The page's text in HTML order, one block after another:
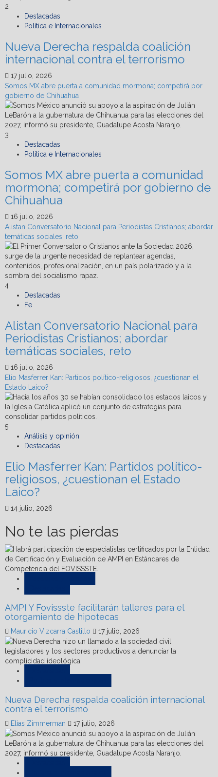
2
Destacadas
Política e Internacionales
Nueva Derecha respalda coalición
internacional contra el terrorismo
17 julio, 2026
Somos MX abre puerta a comunidad mormona; competirá por
gobierno de Chihuahua
3
Destacadas
Política e Internacionales
Somos MX abre puerta a comunidad
mormona; competirá por gobierno de
Chihuahua
16 julio, 2026
Alistan Conversatorio Nacional para Periodistas Cristianos; abordar
temáticas sociales, reto
4
Destacadas
Fe
Alistan Conversatorio Nacional para
Periodistas Cristianos; abordar
temáticas sociales, reto
16 julio, 2026
Elio Masferrer Kan: Partidos político-religiosos, ¿cuestionan el
Estado Laico?
5
Análisis y opinión
Destacadas
Elio Masferrer Kan: Partidos político-
religiosos, ¿cuestionan el Estado
Laico?
14 julio, 2026
No te las pierdas
AMPI Y Fovissste facilitarán talleres para el
otorgamiento de hipotecas
Mauricio Vizcarra Castillo 17 julio, 2026
Nueva Derecha respalda coalición internacional
contra el terrorismo
Elías Zimmerman 17 julio, 2026